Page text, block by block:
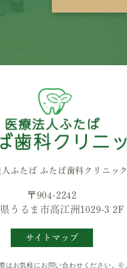
人ふたば ふたば歯科クリニック
〒904-2242
うるま市高江洲1029-3 2F
サイトマップ
はお気軽にお問い合わせください。©